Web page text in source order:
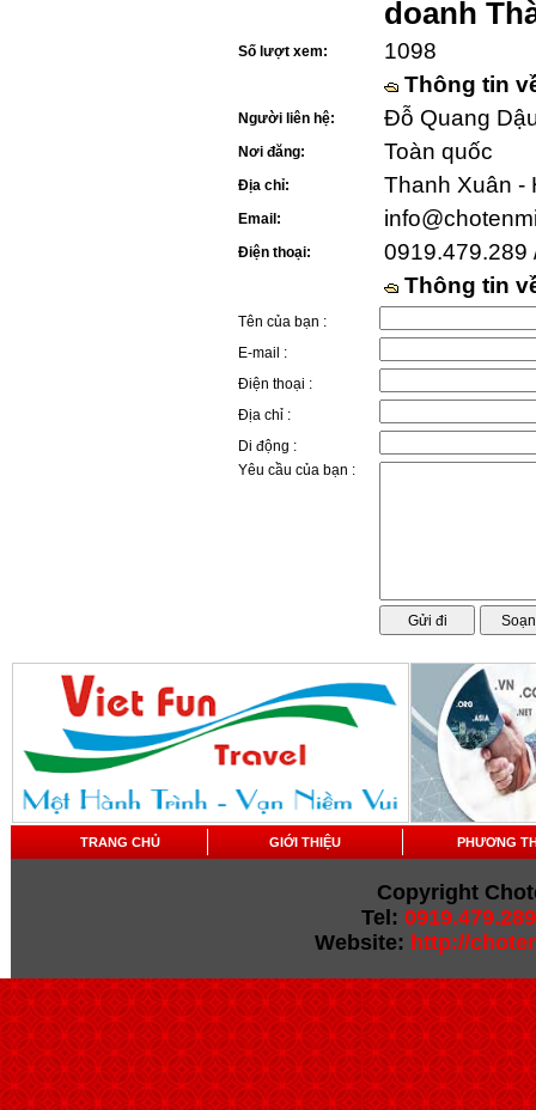
doanh
Số lượt xem:
1098
Thông tin
Người liên hệ: Đỗ Quang
Nơi đăng: Toàn quốc
Địa chỉ: Thanh Xuân -
Email:
Điện thoại:
0919.479.289
Thông tin
Tên của bạn :
E-mail :
Điện thoại :
Địa chỉ :
Di động :
Yêu cầu của bạn :
TRANG CHỦ GIỚI THIỆU PHƯƠNG
Copyright
Tel: 0919.479.289
Website: http://